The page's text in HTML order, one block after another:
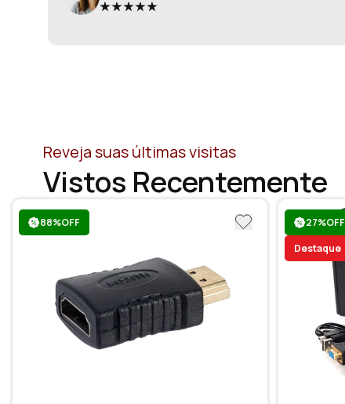
Reveja suas últimas visitas
Vistos Recentemente
88%OFF
27%OFF
Destaque